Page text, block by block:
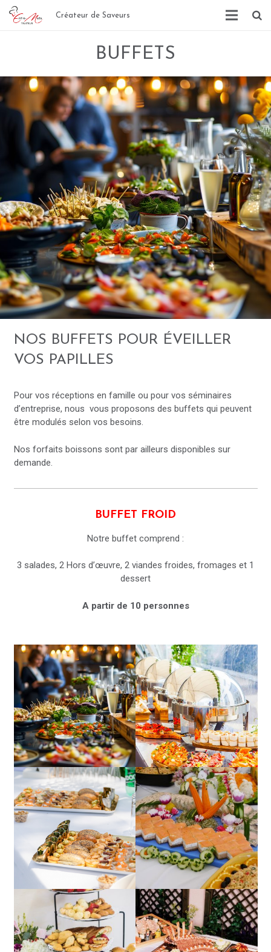
Créateur de Saveurs
BUFFETS
NOS BUFFETS POUR ÉVEILLER
VOS PAPILLES
Pour vos réceptions en famille ou pour vos séminaires
d’entreprise, nous vous proposons des buffets qui peuvent
être modulés selon vos besoins.
Nos forfaits boissons sont par ailleurs disponibles sur
demande.
BUFFET FROID
Notre buffet comprend :
3 salades, 2 Hors d’œuvre, 2 viandes froides, fromages et 1
dessert
A partir de 10 personnes